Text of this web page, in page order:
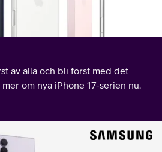
av alla och bli först med det
om nya iPhone 17-serien nu.